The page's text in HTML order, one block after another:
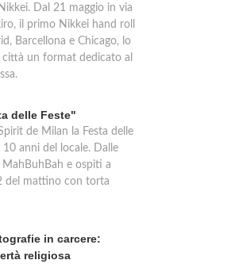
Dal 21 maggio in via
il primo Nikkei hand roll
Barcellona e Chicago, lo
un format dedicato al
delle Feste"
de Milan la Festa delle
anni del locale. Dalle
e ospiti a
del mattino con torta
in carcere:
religiosa